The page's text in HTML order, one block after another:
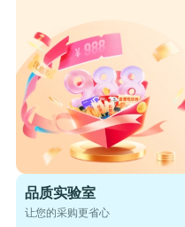
品质实验室
让您的采购更省心